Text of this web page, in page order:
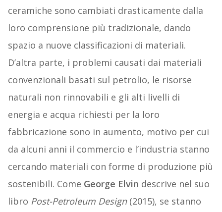
ceramiche sono cambiati drasticamente dalla
loro comprensione più tradizionale, dando
spazio a nuove classificazioni di materiali.
D’altra parte, i problemi causati dai materiali
convenzionali basati sul petrolio, le risorse
naturali non rinnovabili e gli alti livelli di
energia e acqua richiesti per la loro
fabbricazione sono in aumento, motivo per cui
da alcuni anni il commercio e l’industria stanno
cercando materiali con forme di produzione più
sostenibili. Come George Elvin descrive nel suo
libro Post-Petroleum Design(2015), se stanno